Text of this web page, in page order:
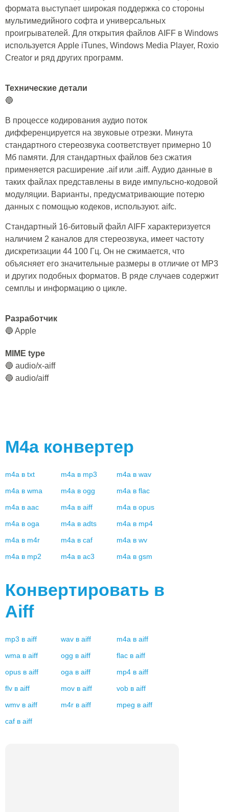
формата выступает широкая поддержка со стороны
мультимедийного софта и универсальных
проигрывателей. Для открытия файлов AIFF в Windows
используется Apple iTunes, Windows Media Player, Roxio
Creator и ряд других программ.
Технические детали
🔵
В процессе кодирования аудио поток
дифференцируется на звуковые отрезки. Минута
стандартного стереозвука соответствует примерно 10
Мб памяти. Для стандартных файлов без сжатия
применяется расширение .aif или .aiff. Аудио данные в
таких файлах представлены в виде импульсно-кодовой
модуляции. Варианты, предусматривающие потерю
данных с помощью кодеков, используют. aifc.
Стандартный 16-битовый файл AIFF характеризуется
наличием 2 каналов для стереозвука, имеет частоту
дискретизации 44 100 Гц. Он не сжимается, что
объясняет его значительные размеры в отличие от MP3
и других подобных форматов. В ряде случаев содержит
семплы и информацию о цикле.
Разработчик
🔵 Apple
MIME type
🔵 audio/x-aiff
🔵 audio/aiff
M4a конвертер
m4a в txt m4a в mp3 m4a в wav
m4a в wma m4a в ogg m4a в flac
m4a в aac m4a в aiff m4a в opus
m4a в oga m4a в adts m4a в mp4
m4a в m4r m4a в caf m4a в wv
m4a в mp2 m4a в ac3 m4a в gsm
Конвертировать в
Aiff
mp3 в aiff wav в aiff m4a в aiff
wma в aiff ogg в aiff flac в aiff
opus в aiff oga в aiff mp4 в aiff
flv в aiff mov в aiff vob в aiff
wmv в aiff m4r в aiff mpeg в aiff
caf в aiff